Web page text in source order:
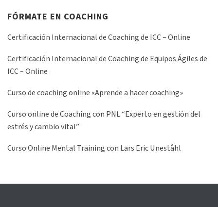
FÓRMATE EN COACHING
Certificación Internacional de Coaching de ICC – Online
Certificación Internacional de Coaching de Equipos Ágiles de
ICC – Online
Curso de coaching online «Aprende a hacer coaching»
Curso online de Coaching con PNL “Experto en gestión del
estrés y cambio vital”
Curso Online Mental Training con Lars Eric Uneståhl